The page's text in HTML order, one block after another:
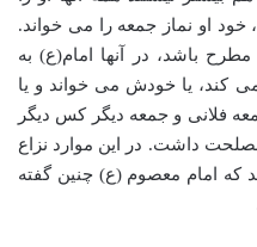
خود او نماز جمعه را می خواند.
مطرح باشد، در آنها امام(ع) به
یا خودش می خواند و یا
فلانی و جمعه دیگر کس دیگر
داشت. در این موارد نزاع
امام معصوم (ع) چنین گفته